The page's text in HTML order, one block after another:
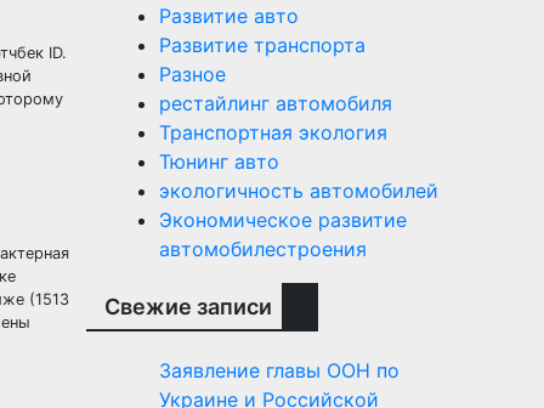
ID.
(1513
Развитие авто
Развитие транспорта
Разное
рестайлинг автомобиля
Транспортная экология
Тюнинг авто
экологичность автомобилей
Экономическое развитие
автомобилестроения
Свежие записи
Заявление главы ООН по
Украине и Российской